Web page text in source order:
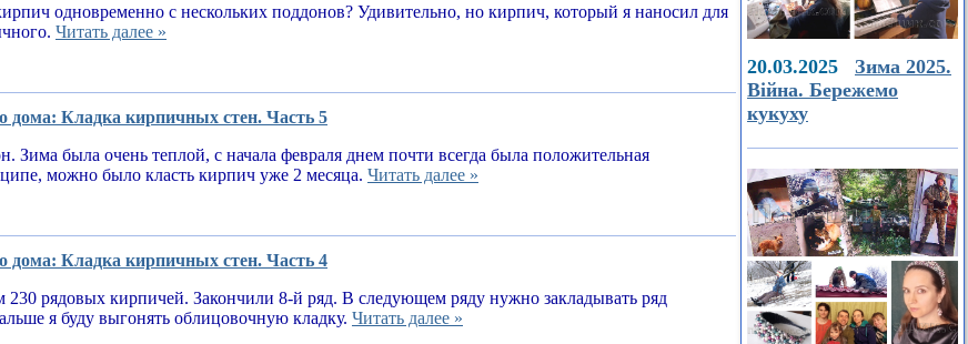
одновременно с нескольких поддонов? Удивительно, но кирпич, который я наносил для
Читать далее »
дома: Кладка кирпичных стен. Часть 5
Зима была очень теплой, с начала февраля днем почти всегда была положительная
можно было класть кирпич уже 2 месяца. Читать далее »
дома: Кладка кирпичных стен. Часть 4
230 рядовых кирпичей. Закончили 8-й ряд. В следующем ряду нужно закладывать ряд
я буду выгонять облицовочную кладку. Читать далее »
20.03.2025 Зима 2025.
Війна. Бережемо
кукуху